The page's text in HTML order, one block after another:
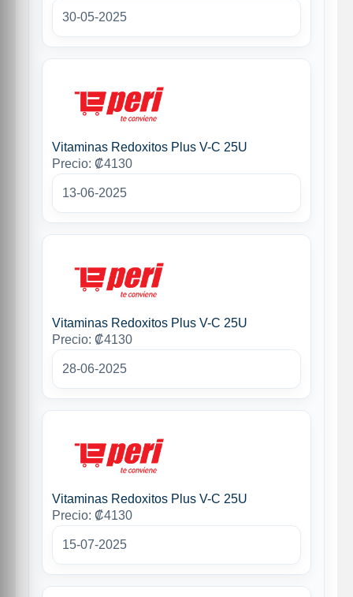
30-05-2025
Vitaminas Redoxitos Plus V-C 25U
Precio: ₡4130
13-06-2025
Vitaminas Redoxitos Plus V-C 25U
Precio: ₡4130
28-06-2025
Vitaminas Redoxitos Plus V-C 25U
Precio: ₡4130
15-07-2025